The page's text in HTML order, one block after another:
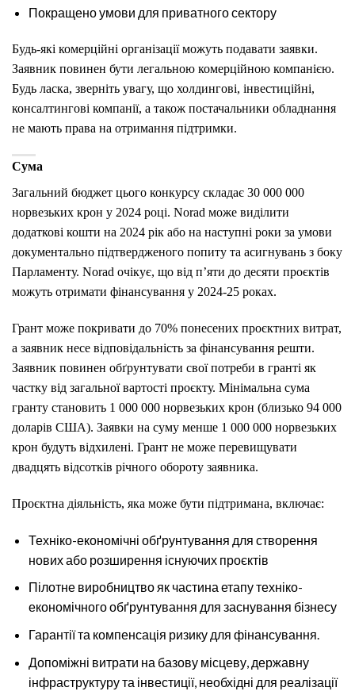
Покращено умови для приватного сектору
Будь-які комерційні організації можуть подавати заявки.
Заявник повинен бути легальною комерційною компанією.
Будь ласка, зверніть увагу, що холдингові, інвестиційні,
консалтингові компанії, а також постачальники обладнання
не мають права на отримання підтримки.
Сума
Загальний бюджет цього конкурсу складає 30 000 000
норвезьких крон у 2024 році. Norad може виділити
додаткові кошти на 2024 рік або на наступні роки за умови
документально підтвердженого попиту та асигнувань з боку
Парламенту. Norad очікує, що від п’яти до десяти проєктів
можуть отримати фінансування у 2024-25 роках.
Грант може покривати до 70% понесених проєктних витрат,
а заявник несе відповідальність за фінансування решти.
Заявник повинен обґрунтувати свої потреби в гранті як
частку від загальної вартості проєкту. Мінімальна сума
гранту становить 1 000 000 норвезьких крон (близько 94 000
доларів США). Заявки на суму менше 1 000 000 норвезьких
крон будуть відхилені. Грант не може перевищувати
двадцять відсотків річного обороту заявника.
Проєктна діяльність, яка може бути підтримана, включає:
Техніко-економічні обґрунтування для створення
нових або розширення існуючих проєктів
Пілотне виробництво як частина етапу техніко-
економічного обґрунтування для заснування бізнесу
Гарантії та компенсація ризику для фінансування.
Допоміжні витрати на базову місцеву, державну
інфраструктуру та інвестиції, необхідні для реалізації